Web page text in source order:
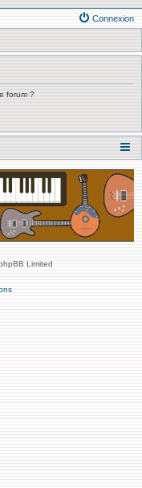
Connexion
forum ?
Limited